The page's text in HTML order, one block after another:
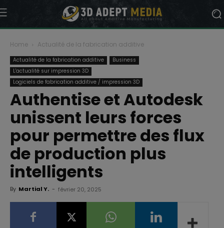
Home Actualité de la fabrication additive
Actualité de la fabrication additive
Business
L'actualité sur impression 3D
Logiciels de fabrication additive / impression 3D
Authentise et Autodesk
unissent leurs forces
pour permettre des flux
de production plus
intelligents
By Martial Y. - février 20, 2025